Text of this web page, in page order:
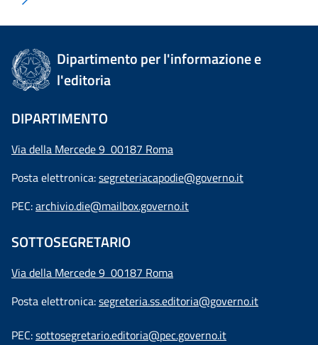
Dipartimento per l'informazione e
l'editoria
DIPARTIMENTO
Via della Mercede 9 00187 Roma
Posta elettronica:segreteriacapodie@governo.it
PEC:archivio.die@mailbox.governo.it
SOTTOSEGRETARIO
Via della Mercede 9 00187 Roma
Posta elettronica:segreteria.ss.editoria@governo.it
PEC:sottosegretario.editoria@pec.governo.it